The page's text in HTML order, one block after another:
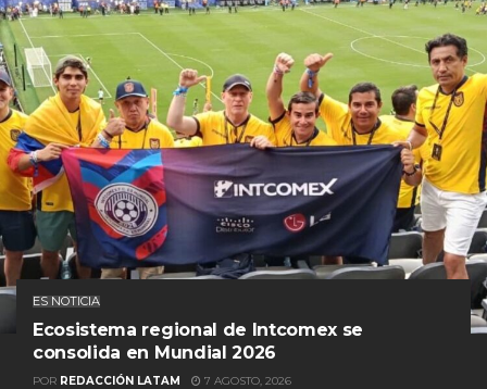
ES NOTICIA
Ecosistema regional de Intcomex se
consolida en Mundial 2026
POR REDACCIÓN LATAM 7 AGOSTO, 2026